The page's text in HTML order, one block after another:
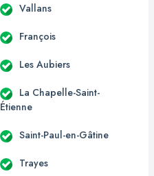
Vallans
François
Les Aubiers
La Chapelle-Saint-
Étienne
Saint-Paul-en-Gâtine
Trayes